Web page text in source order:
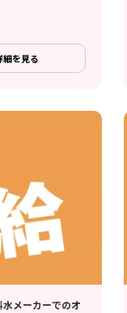
細を見る
水メーカーでのオ